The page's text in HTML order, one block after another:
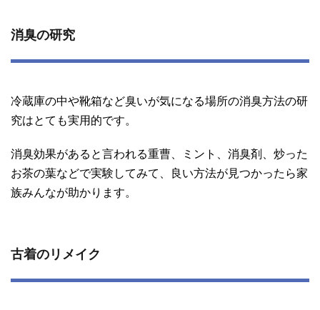
消臭の研究
冷蔵庫の中や靴箱など臭いが気になる場所の消臭方法の研
究はとても実用的です。
消臭効果があると言われる重曹、ミント、消臭剤、炒った
お茶の葉などで実験してみて、良い方法が見つかったら家
族みんなが助かります。
古着のリメイク